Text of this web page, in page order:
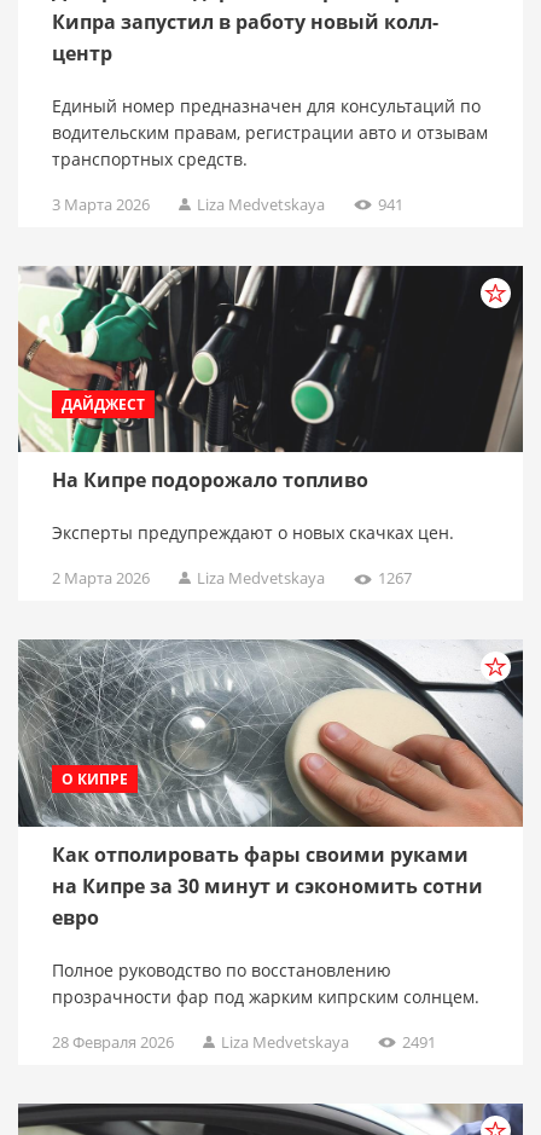
Кипра запустил в работу новый колл-
центр
Единый номер предназначен для консультаций по
водительским правам, регистрации авто и отзывам
транспортных средств.
3 Марта 2026 Liza Medvetskaya 941
ДАЙДЖЕСТ
На Кипре подорожало топливо
Эксперты предупреждают о новых скачках цен.
2 Марта 2026 Liza Medvetskaya 1267
О КИПРЕ
Как отполировать фары своими руками
на Кипре за 30 минут и сэкономить сотни
евро
Полное руководство по восстановлению
прозрачности фар под жарким кипрским солнцем.
28 Февраля 2026 Liza Medvetskaya 2491